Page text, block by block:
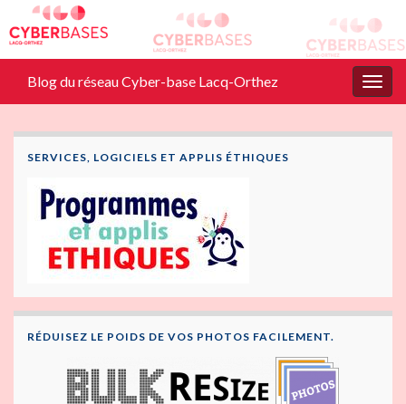
Blog du réseau Cyber-base Lacq-Orthez
SERVICES, LOGICIELS ET APPLIS ÉTHIQUES
RÉDUISEZ LE POIDS DE VOS PHOTOS FACILEMENT.